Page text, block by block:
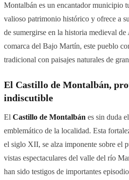
Montalbán es un encantador municipio
valioso patrimonio histórico y ofrece a
de sumergirse en la historia medieval
comarca del Bajo Martín, este pueblo
tradicional con paisajes naturales de
El Castillo de Montalbán,
indiscutible
El Castillo de Montalbán es sin duda
emblemático de la localidad. Esta
el siglo XII, se alza imponente sobre el
vistas espectaculares del valle del río
han sido testigos de importantes